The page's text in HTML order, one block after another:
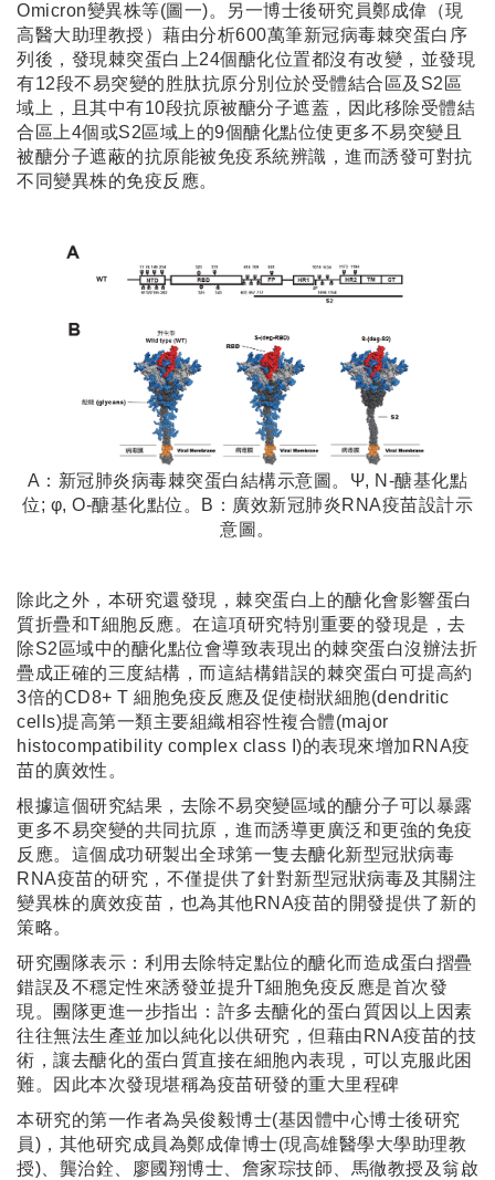
Omicron變異株等(圖一)。另一博士後研究員鄭成偉（現
高醫大助理教授）藉由分析600萬筆新冠病毒棘突蛋白序
列後，發現棘突蛋白上24個醣化位置都沒有改變，並發現
有12段不易突變的胜肽抗原分別位於受體結合區及S2區
域上，且其中有10段抗原被醣分子遮蓋，因此移除受體結
合區上4個或S2區域上的9個醣化點位使更多不易突變且
被醣分子遮蔽的抗原能被免疫系統辨識，進而誘發可對抗
不同變異株的免疫反應。
A：新冠肺炎病毒棘突蛋白結構示意圖。Ψ, N-醣基化點
位; φ, O-醣基化點位。B：廣效新冠肺炎RNA疫苗設計示
意圖。
除此之外，本研究還發現，棘突蛋白上的醣化會影響蛋白
質折疊和T細胞反應。在這項研究特別重要的發現是，去
除S2區域中的醣化點位會導致表現出的棘突蛋白沒辦法折
疊成正確的三度結構，而這結構錯誤的棘突蛋白可提高約
3倍的CD8+ T 細胞免疫反應及促使樹狀細胞(dendritic
cells)提高第一類主要組織相容性複合體(major
histocompatibility complex class I)的表現來增加RNA疫
苗的廣效性。
根據這個研究結果，去除不易突變區域的醣分子可以暴露
更多不易突變的共同抗原，進而誘導更廣泛和更強的免疫
反應。這個成功研製出全球第一隻去醣化新型冠狀病毒
RNA疫苗的研究，不僅提供了針對新型冠狀病毒及其關注
變異株的廣效疫苗，也為其他RNA疫苗的開發提供了新的
策略。
研究團隊表示：利用去除特定點位的醣化而造成蛋白摺疊
錯誤及不穩定性來誘發並提升T細胞免疫反應是首次發
現。團隊更進一步指出：許多去醣化的蛋白質因以上因素
往往無法生產並加以純化以供研究，但藉由RNA疫苗的技
術，讓去醣化的蛋白質直接在細胞內表現，可以克服此困
難。因此本次發現堪稱為疫苗研發的重大里程碑
本研究的第一作者為吳俊毅博士(基因體中心博士後研究
員)，其他研究成員為鄭成偉博士(現高雄醫學大學助理教
授)、龔治銓、廖國翔博士、詹家琮技師、馬徹教授及翁啟